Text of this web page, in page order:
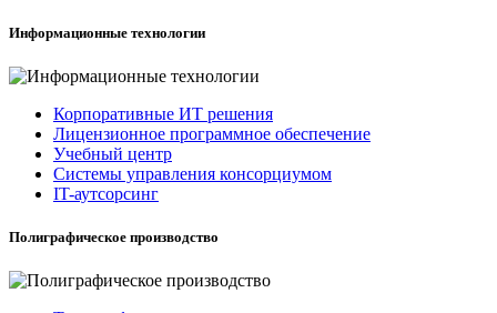
Информационные технологии
Корпоративные ИТ решения
Лицензионное программное обеспечение
Учебный центр
Системы управления консорциумом
IT-аутсорсинг
Полиграфическое производство